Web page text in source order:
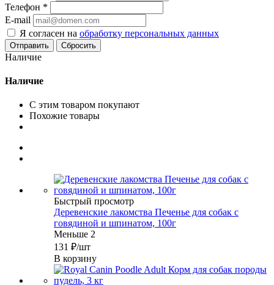
Телефон *
E-mail
Я согласен на обработку персональных данных
Сбросить
Наличие
Наличие
С этим товаром покупают
Похожие товары
Быстрый просмотр
Деревенские лакомства Печенье для собак с
говядиной и шпинатом, 100г
Меньше 2
131 ₽/шт
В корзину